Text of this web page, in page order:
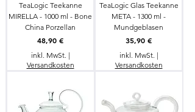
TeaLogic Teekanne
MIRELLA - 1000 ml - Bone
China Porzellan
Preis
48,90 €
inkl. MwSt. |
Versandkosten
TeaLogic Glas Teekanne
META - 1300 ml -
Mundgeblasen
Preis
35,90 €
inkl. MwSt. |
Versandkosten